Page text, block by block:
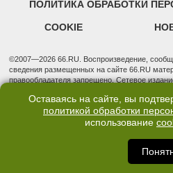
ПОЛИТИКА ОБРАБОТКИ
COOKIE
©2007—2026 66.RU. Воспроизведение,
сведения размещенных на сайте 66.RU
правообладателя запрещено. Сетевое
надзору в сфере связи, информационных
(Роскомнадзор). Регистрационный номер
Учредитель: Общество с ограниченной
3, оф. 7015 Фактический адрес редакции и
обл., г. Екатеринбург, ул. Бориса Ельцина, д.
info@news.66.ru Главный редактор: Шлыков
Оставаясь на сайте, вы
политикой обработки
использование